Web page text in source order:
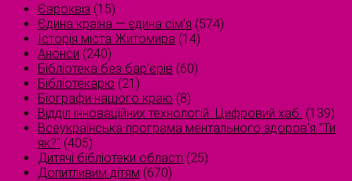
Євроквіз (15)
Єдина країна — єдина сім’я (574)
Історія міста Житомира (14)
Анонси (240)
Бібліотека без бар'єрів (60)
Бібліотекарю (21)
Біографи нашого краю (8)
Відділ інноваційних технологій. Цифровий хаб. (139)
Всеукраїнська програма ментального здоров'я "Ти
як?" (405)
Дитячі бібліотеки області (25)
Допитливим дітям (670)